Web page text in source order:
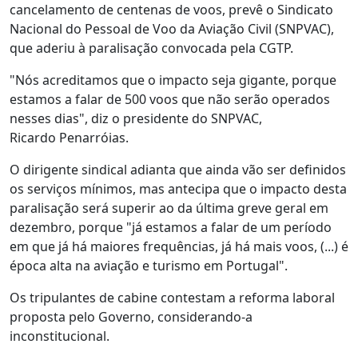
cancelamento de centenas de voos, prevê o Sindicato
Nacional do Pessoal de Voo da Aviação Civil (SNPVAC),
que aderiu à paralisação convocada pela CGTP.
"Nós acreditamos que o impacto seja gigante, porque
estamos a falar de 500 voos que não serão operados
nesses dias", diz o presidente do SNPVAC,
Ricardo Penarróias.
O dirigente sindical adianta que ainda vão ser definidos
os serviços mínimos, mas antecipa que o impacto desta
paralisação será superir ao da última greve geral em
dezembro, porque "já estamos a falar de um período
em que já há maiores frequências, já há mais voos, (...) é
época alta na aviação e turismo em Portugal".
Os tripulantes de cabine contestam a reforma laboral
proposta pelo Governo, considerando-a
inconstitucional.